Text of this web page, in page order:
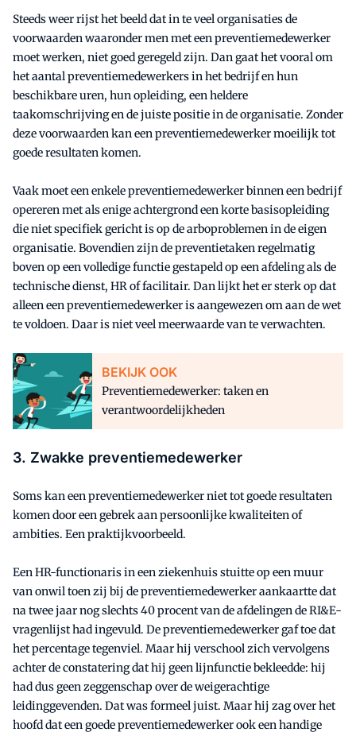
Steeds weer rijst het beeld dat in te veel organisaties de
voorwaarden waaronder men met een preventiemedewerker
moet werken, niet goed geregeld zijn. Dan gaat het vooral om
het aantal preventiemedewerkers in het bedrijf en hun
beschikbare uren, hun opleiding, een heldere
taakomschrijving en de juiste positie in de organisatie. Zonder
deze voorwaarden kan een preventiemedewerker moeilijk tot
goede resultaten komen.
Vaak moet een enkele preventiemedewerker binnen een bedrijf
opereren met als enige achtergrond een korte basisopleiding
die niet specifiek gericht is op de arboproblemen in de eigen
organisatie. Bovendien zijn de preventietaken regelmatig
boven op een volledige functie gestapeld op een afdeling als de
technische dienst, HR of facilitair. Dan lijkt het er sterk op dat
alleen een preventiemedewerker is aangewezen om aan de wet
te voldoen. Daar is niet veel meerwaarde van te verwachten.
BEKIJK OOK
Preventiemedewerker: taken en
verantwoordelijkheden
3. Zwakke preventiemedewerker
Soms kan een preventiemedewerker niet tot goede resultaten
komen door een gebrek aan persoonlijke kwaliteiten of
ambities. Een praktijkvoorbeeld.
Een HR-functionaris in een ziekenhuis stuitte op een muur
van onwil toen zij bij de preventiemedewerker aankaartte dat
na twee jaar nog slechts 40 procent van de afdelingen de RI&E-
vragenlijst had ingevuld. De preventiemedewerker gaf toe dat
het percentage tegenviel. Maar hij verschool zich vervolgens
achter de constatering dat hij geen lijnfunctie bekleedde: hij
had dus geen zeggenschap over de weigerachtige
leidinggevenden. Dat was formeel juist. Maar hij zag over het
hoofd dat een goede preventiemedewerker ook een handige